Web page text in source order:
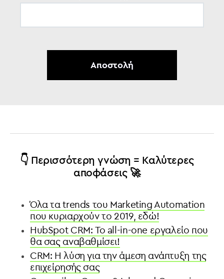
👇 Περισσότερη γνώση = Καλύτερες
αποφάσεις 🚀
Όλα τα trends του Marketing Automation
που κυριαρχoύν το 2019, εδώ!
HubSpot CRM: Το all-in-one εργαλείο που
θα σας αναβαθμίσει!
CRM: Η λύση για την άμεση ανάπτυξη της
επιχείρησής σας